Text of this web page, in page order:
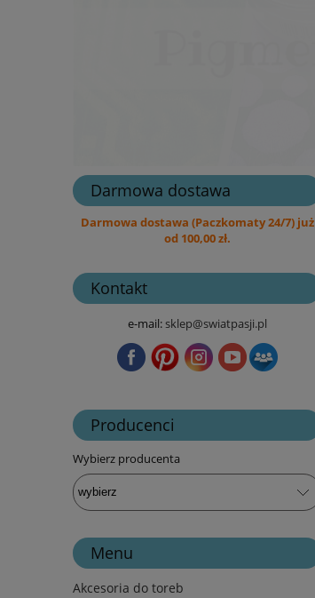
Darmowa dostawa
Darmowa dostawa (Paczkomaty 24/7) już
od 100,00 zł.
Kontakt
e-mail:sklep@swiatpasji.pl
Producenci
Wybierz producenta
Menu
Akcesoria do toreb